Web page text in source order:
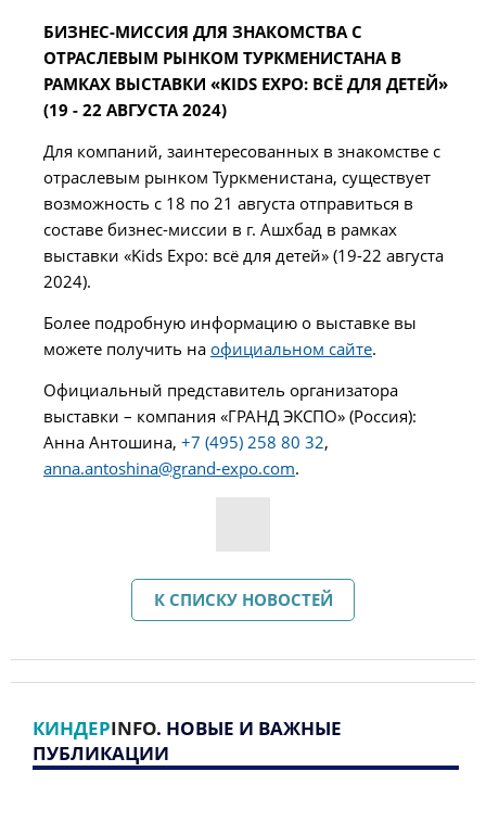
БИЗНЕС-МИССИЯ ДЛЯ ЗНАКОМСТВА С
ОТРАСЛЕВЫМ РЫНКОМ ТУРКМЕНИСТАНА В
РАМКАХ ВЫСТАВКИ «KIDS EXPO: ВСЁ ДЛЯ ДЕТЕЙ»
(19 - 22 АВГУСТА 2024)
Для компаний, заинтересованных в знакомстве с
отраслевым рынком Туркменистана, существует
возможность с 18 по 21 августа отправиться в
составе бизнес-миссии в г. Ашхбад в рамках
выставки «Kids Expo: всё для детей» (19-22 августа
2024).
Более подробную информацию о выставке вы
можете получить на официальном сайте.
Официальный представитель организатора
выставки – компания «ГРАНД ЭКСПО» (Россия):
Анна Антошина, +7 (495) 258 80 32,
anna.antoshina@grand-expo.com.
К СПИСКУ НОВОСТЕЙ
КИНДЕРINFO. НОВЫЕ И ВАЖНЫЕ
ПУБЛИКАЦИИ